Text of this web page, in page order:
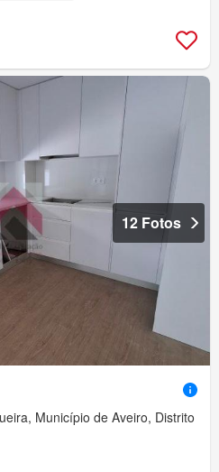
12 Fotos
Município de Aveiro, Distrito